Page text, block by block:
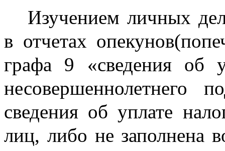
Изучением личных
в отчетах
графа 9 «сведения об
несовершеннолетнего
сведения об уплате
лиц, либо не заполнена